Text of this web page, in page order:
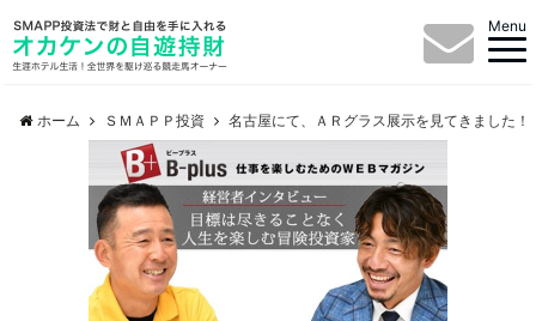
Menu
ホーム ＳＭＡＰＰ投資 名古屋にて、ＡＲグラス展示を見てきました！